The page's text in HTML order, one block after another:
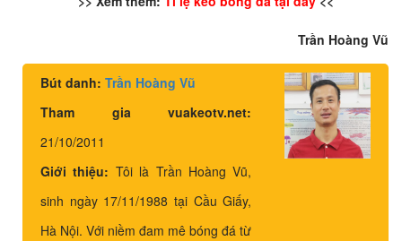
Trần Hoàng Vũ
Bút danh: Trần Hoàng Vũ
Tham gia vuakeotv.net:
21/10/2011
Giới thiệu: Tôi là Trần Hoàng Vũ,
sinh ngày 17/11/1988 tại Cầu Giấy,
Hà Nội. Với niềm đam mê bóng đá từ